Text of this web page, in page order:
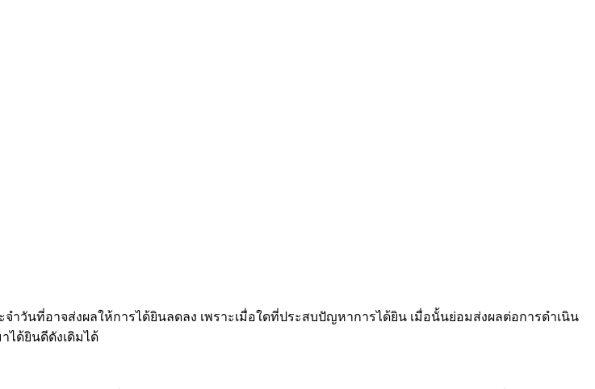
ำวันที่อาจส่งผลให้การได้ยินลดลง เพราะเมื่อใดที่ประสบปัญหาการได้ยิน เมื่อนั้นย่อมส่งผลต่อการดำเนิน
ได้ยินดีดังเดิมได้